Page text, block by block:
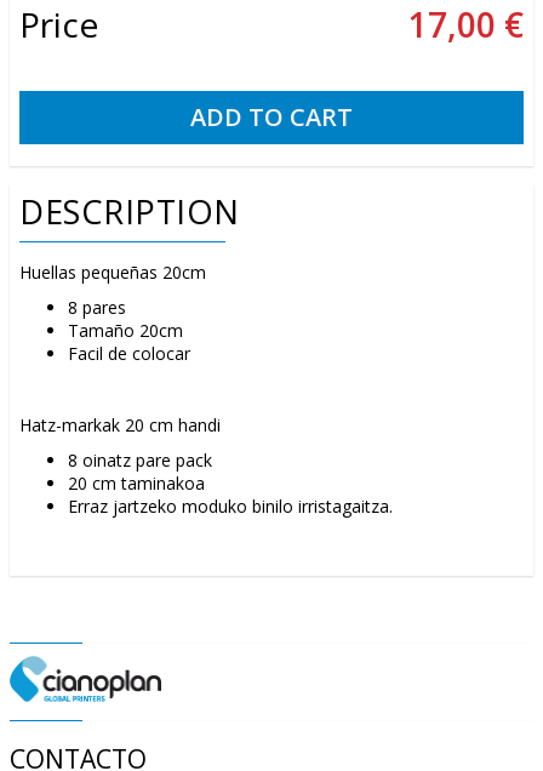
Price 17,00 €
DESCRIPTION
Huellas pequeñas 20cm
8 pares
Tamaño 20cm
Facil de colocar
Hatz-markak 20 cm handi
8 oinatz pare pack
20 cm taminakoa
Erraz jartzeko moduko binilo irristagaitza.
CONTACTO